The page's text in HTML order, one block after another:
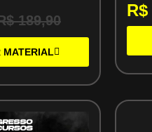
189,90
MATERIAL
R$